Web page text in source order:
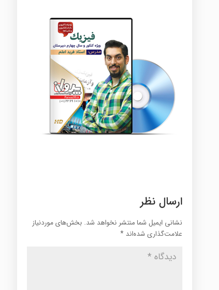
ارسال نظر
نشانی ایمیل شما منتشر نخواهد شد. بخش‌های موردنیاز
علامت‌گذاری شده‌اند *